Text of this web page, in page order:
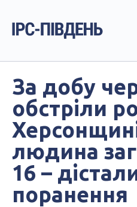
За добу
обстріли
людина
16 –
поранення